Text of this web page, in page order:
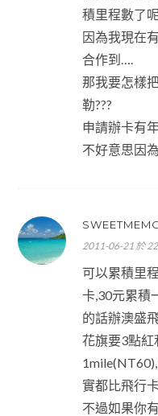
積里程數了
因為我現在
合作到….
那我要怎樣
勒???
申請辦卡有
不好意思因
2011-06-21 於
可以累積里
卡,30元累積
的話辦澳盛
花旗要3點紅
實都比飛行
不過如果你